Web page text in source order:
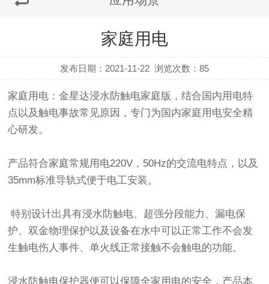
家庭用电
发布日期：2021-11-22 浏览次数：85
家庭用电：金星达浸水防触电家庭版，结合国内用电特
点以及触电事故常见原因，专门为国内家庭用电安全精
心研发。
产品符合家庭常规用电220V，50Hz的交流电特点，以及
35mm标准导轨式便于电工安装。
特别设计出具有浸水防触电、超强分段能力、漏电保
护、双金物理保护以及设备在水中可以正常工作不会发
生触电伤人事件、单火线正常接触不会触电的功能。
浸水防触电保护器便可以保障全家用电的安全，产品本